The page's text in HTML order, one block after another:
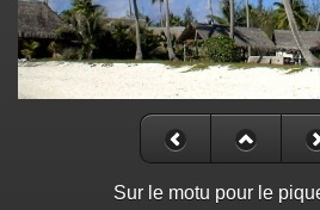
Sur le motu pour le